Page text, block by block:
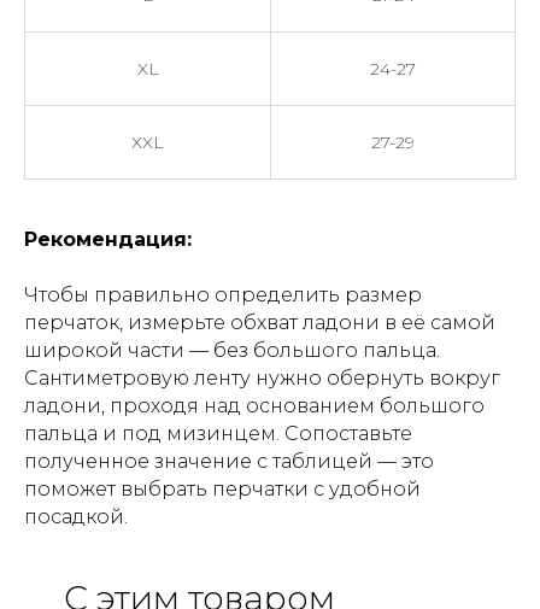
XL 24-27
XXL 27-29
Рекомендация:
Чтобы правильно определить размер
перчаток, измерьте обхват ладони в её самой
широкой части — без большого пальца.
Сантиметровую ленту нужно обернуть вокруг
ладони, проходя над основанием большого
пальца и под мизинцем. Сопоставьте
полученное значение с таблицей — это
поможет выбрать перчатки с удобной
посадкой.